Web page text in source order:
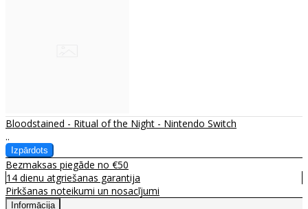
Bloodstained - Ritual of the Night - Nintendo Switch
..
Bezmaksas piegāde no €50
14 dienu atgriešanas garantija
Pirkšanas noteikumi un nosacījumi
Informācija